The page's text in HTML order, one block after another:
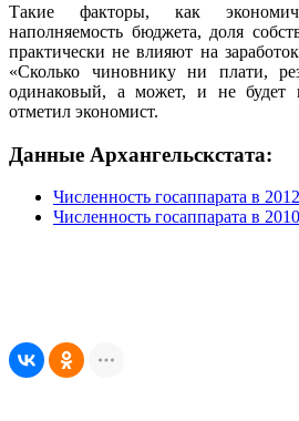
Такие факторы, как
наполняемость бюджета, доля
практически не влияют на
«Сколько чиновнику ни плати,
одинаковый, а может, и не будет
отметил экономист.
Данные Архангельскстата:
Численность госаппарата в
Численность госаппарата в